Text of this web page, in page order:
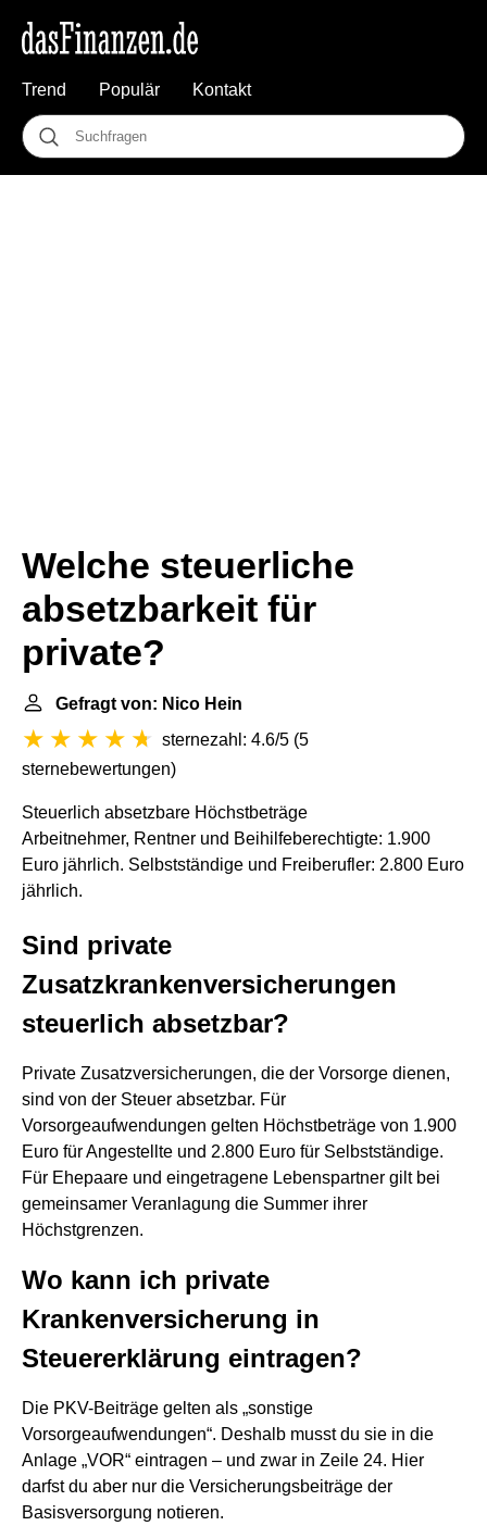
Trend Populär Kontakt
Welche steuerliche
absetzbarkeit für
private?
Gefragt von: Nico Hein
sternezahl: 4.6/5 (5
sternebewertungen)
Steuerlich absetzbare Höchstbeträge
Arbeitnehmer, Rentner und Beihilfeberechtigte: 1.900
Euro jährlich. Selbstständige und Freiberufler: 2.800 Euro
jährlich.
Sind private
Zusatzkrankenversicherungen
steuerlich absetzbar?
Private Zusatzversicherungen, die der Vorsorge dienen,
sind von der Steuer absetzbar. Für
Vorsorgeaufwendungen gelten Höchstbeträge von 1.900
Euro für Angestellte und 2.800 Euro für Selbstständige.
Für Ehepaare und eingetragene Lebenspartner gilt bei
gemeinsamer Veranlagung die Summer ihrer
Höchstgrenzen.
Wo kann ich private
Krankenversicherung in
Steuererklärung eintragen?
Die PKV-Beiträge gelten als „sonstige
Vorsorgeaufwendungen“. Deshalb musst du sie in die
Anlage „VOR“ eintragen – und zwar in Zeile 24. Hier
darfst du aber nur die Versicherungsbeiträge der
Basisversorgung notieren.